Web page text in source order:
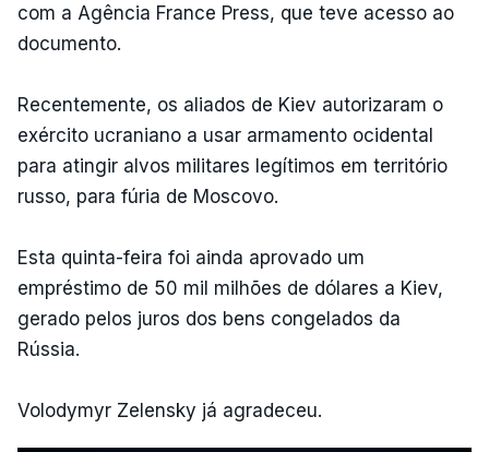
com a Agência France Press, que teve acesso ao
documento.
Recentemente, os aliados de Kiev autorizaram o
exército ucraniano a usar armamento ocidental
para atingir alvos militares legítimos em território
russo, para fúria de Moscovo.
Esta quinta-feira foi ainda aprovado um
empréstimo de 50 mil milhões de dólares a Kiev,
gerado pelos juros dos bens congelados da
Rússia.
Volodymyr Zelensky já agradeceu.